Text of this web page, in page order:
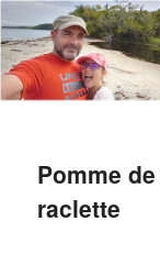
Pomme
raclette